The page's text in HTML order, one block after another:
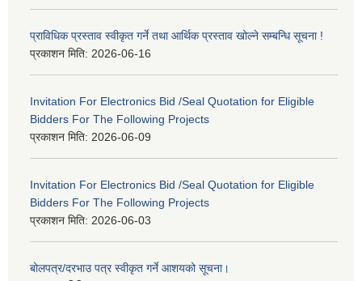
प्राविधिक प्रस्ताव स्वीकृत गर्ने तथा आर्थिक प्रस्ताव खोल्ने सम्बन्धि सूचना !
प्रकाशन मिति: 2026-06-16
Invitation For Electronics Bid /Seal Quotation for Eligible
Bidders For The Following Projects
प्रकाशन मिति: 2026-06-09
Invitation For Electronics Bid /Seal Quotation for Eligible
Bidders For The Following Projects
प्रकाशन मिति: 2026-06-03
बोलपत्र/दरभाउ पत्र स्वीकृत गर्ने आशयको सूचना।